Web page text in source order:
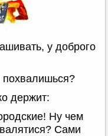
у доброго
держит:
Ну чем
Сами